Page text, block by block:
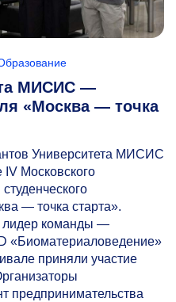
МИСИС —
«Москва — точка
Университета МИСИС
IV Московского
— точка старта».
лидер команды —
«Биоматериаловедение»
приняли участие
предпринимательства